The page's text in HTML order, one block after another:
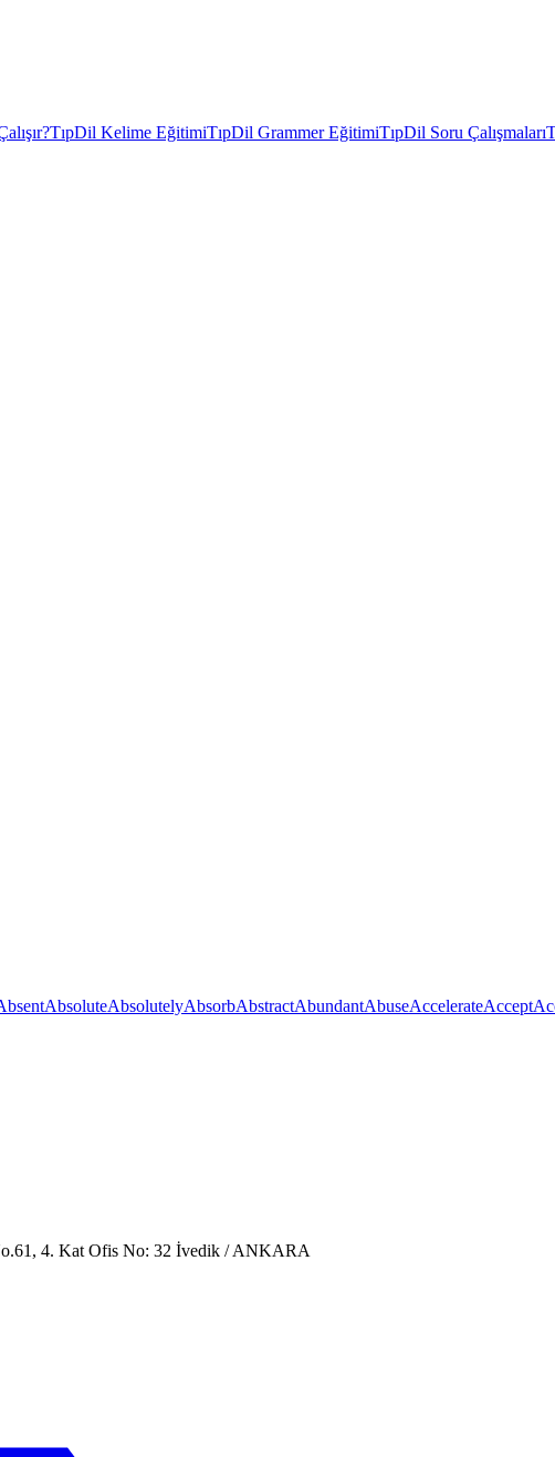
TıpDil Kelime EğitimiTıpDil Grammer EğitimiTıpDil Soru Çalışmaları
AbsoluteAbsolutelyAbsorbAbstractAbundantAbuseAccelerateAccept
4. Kat Ofis No: 32 İvedik / ANKARA